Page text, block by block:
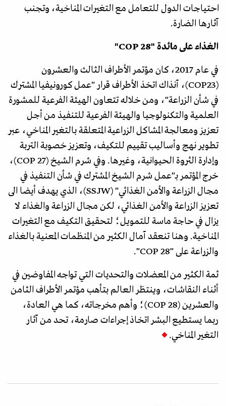
احتياجات الدول للتعامل مع التغيرات المناخية، وتجنب
آثارها الضارة.
الغذاء على مائدة "COP 28"
في عام 2017، كان مؤتمر الأطراف الثالث والعشرون
(COP23)، آنذاك اتخذ الأطراف قرار "عمل كورونيفيا المشترك
في شأن الزراعة"، ومن خلاله تتعاون الهيئة الفرعية للمشورة
العلمية والتكنولوجيا والهيئة الفرعية للتنفيذ من أجل
تعزيز ومعالجة المشاكل الزراعية المتعلقة بالتغير المناخي، عبر
تطوير نهج وأساليب تقييم للتكيف، وتعزيز خصوبة التربة
وإدارة الثروة الحيوانية، وغيرها. وفي شرم الشيخ (COP 27)،
خرج المؤتمر بـ"عمل شرم الشيخ المشترك في شأن التنفيذ في
مجال الزراعة والأمن الغذائي" (SSJW)، الذي يهدف أيضا الى
تعزيز الزراعة والأمن الغذائي، لكن مجال الزراعة والغذاء لا
يزال في حاجة ماسة للتمويل؛ لتحقيق التكيف مع التغيرات
المناخية. وهنا تنعقد آمال الكثير من المنظمات المعنية بالغذاء
والزراعة على "COP 28".
ثمة الكثير من المعضلات والتحديات التي تواجه المفاوضين في
أثناء النقاشات، وينتظر العالم بتأهب مؤتمر الأطراف الثامن
والعشرين (COP 28)؛ وأهم مخرجاته، كما هي العادة،
ربما يستطيع البشر اتخاذ إجراءات صارمة، تحد من آثار
التغير المناخي.